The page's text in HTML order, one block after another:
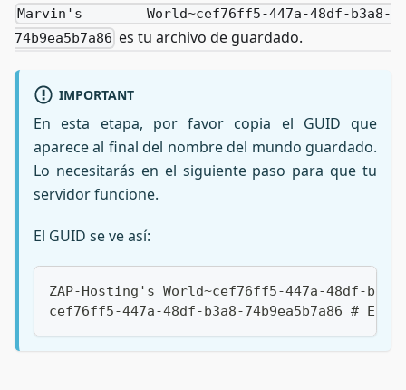
Marvin's World~cef76ff5-447a-48df-b3a8-
74b9ea5b7a86 es tu archivo de guardado.
IMPORTANT
En esta etapa, por favor copia el GUID que
aparece al final del nombre del mundo guardado.
Lo necesitarás en el siguiente paso para que tu
servidor funcione.
El GUID se ve así:
ZAP-Hosting's World~cef76ff5-447a-48df-
cef76ff5-447a-48df-b3a8-74b9ea5b7a86 # El